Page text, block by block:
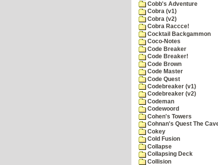
Cobb's Adventure
Cobra (v1)
Cobra (v2)
Cobra Raccce!
Cocktail Backgammon
Coco-Notes
Code Breaker
Code Breaker!
Code Brown
Code Master
Code Quest
Codebreaker (v1)
Codebreaker (v2)
Codeman
Codewoord
Cohen's Towers
Cohnan's Quest The
Cokey
Cold Fusion
Collapse
Collapsing Deck
Collision